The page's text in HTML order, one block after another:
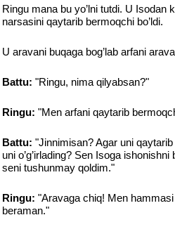
Ringu mana bu yo’lni tutdi. U Isodan
narsasini qaytarib bermoqchi bo’ldi.
U aravani buqaga bog’lab arfani
Battu: "Ringu, nima qilyabsan?"
Ringu: "Men arfani qaytarib
Battu: "Jinnimisan? Agar uni
uni o’g’irlading? Sen Isoga
seni tushunmay qoldim."
Ringu: "Aravaga chiq! Men
beraman."